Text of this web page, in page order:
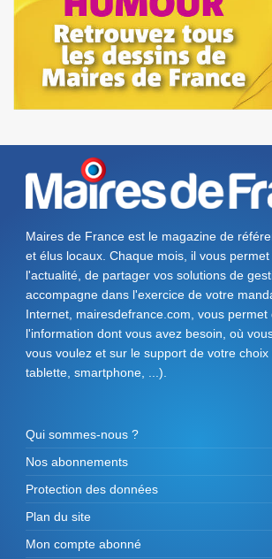
Maires de France est le magazine de
et élus locaux. Chaque mois, il vous
l'actualité, de partager vos solutions de
accompagne dans l'exercice de votre
Internet, mairesdefrance.com, vous permet
l'information dont vous avez besoin, où
vous voulez et sur le support de votre choix
tablette, smartphone, ...).
Qui sommes-nous ?
Nos abonnements
Protection des données
Plan du site
Mon compte abonné